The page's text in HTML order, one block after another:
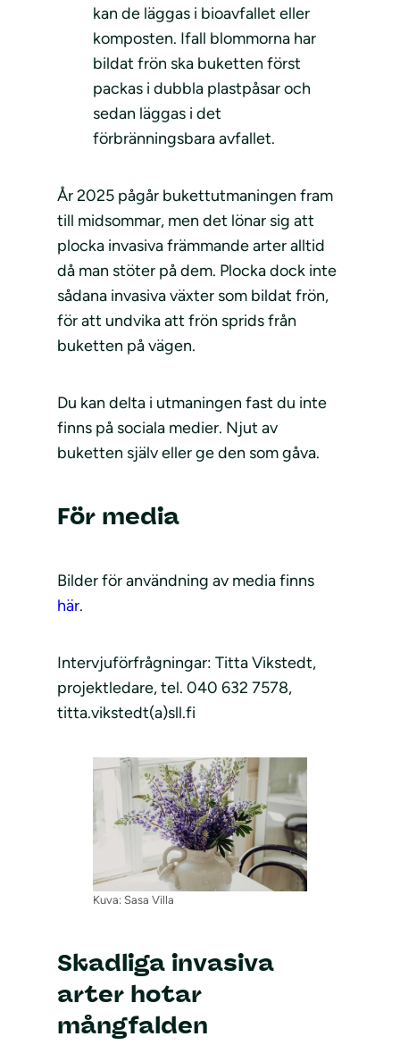
kan de läggas i bioavfallet eller
komposten. Ifall blommorna har
bildat frön ska buketten först
packas i dubbla plastpåsar och
sedan läggas i det
förbränningsbara avfallet.
År 2025 pågår bukettutmaningen fram
till midsommar, men det lönar sig att
plocka invasiva främmande arter alltid
då man stöter på dem. Plocka dock inte
sådana invasiva växter som bildat frön,
för att undvika att frön sprids från
buketten på vägen.
Du kan delta i utmaningen fast du inte
finns på sociala medier. Njut av
buketten själv eller ge den som gåva.
För media
Bilder för användning av media finns
här.
Intervjuförfrågningar: Titta Vikstedt,
projektledare, tel. 040 632 7578,
titta.vikstedt(a)sll.fi
Kuva: Sasa Villa
Skadliga invasiva
arter hotar
mångfalden